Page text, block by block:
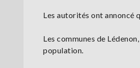
Les autorités ont annoncé
Les communes de
population.